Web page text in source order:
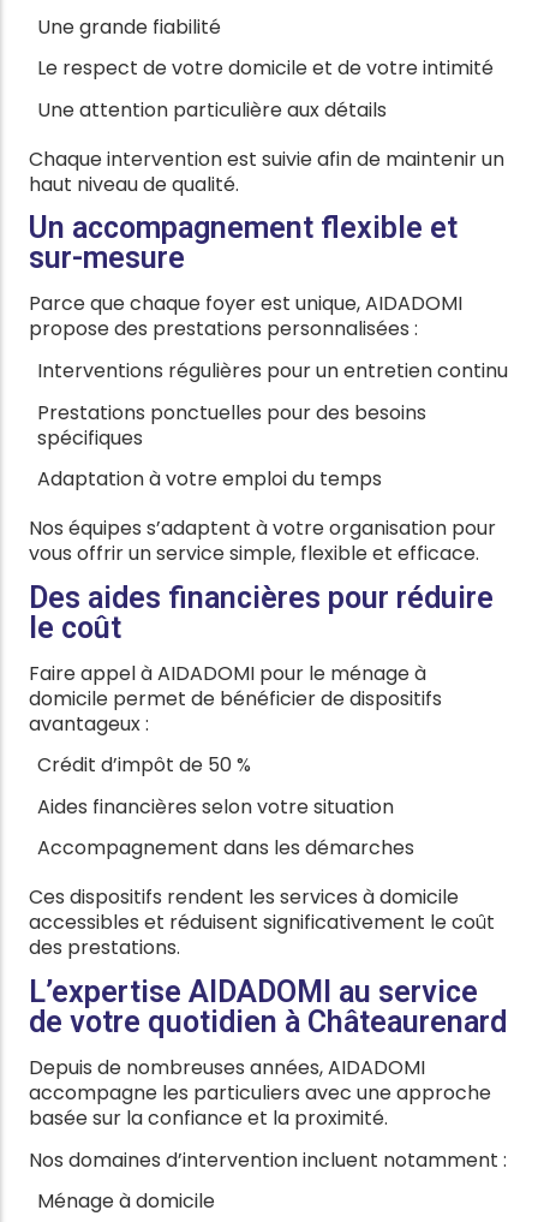
Une grande fiabilité
Le respect de votre domicile et de votre intimité
Une attention particulière aux détails
Chaque intervention est suivie afin de maintenir un
haut niveau de qualité.
Un accompagnement flexible et
sur-mesure
Parce que chaque foyer est unique, AIDADOMI
propose des prestations personnalisées :
Interventions régulières pour un entretien continu
Prestations ponctuelles pour des besoins
spécifiques
Adaptation à votre emploi du temps
Nos équipes s’adaptent à votre organisation pour
vous offrir un service simple, flexible et efficace.
Des aides financières pour réduire
le coût
Faire appel à AIDADOMI pour le ménage à
domicile permet de bénéficier de dispositifs
avantageux :
Crédit d’impôt de 50 %
Aides financières selon votre situation
Accompagnement dans les démarches
Ces dispositifs rendent les services à domicile
accessibles et réduisent significativement le coût
des prestations.
L’expertise AIDADOMI au service
de votre quotidien à Châteaurenard
Depuis de nombreuses années, AIDADOMI
accompagne les particuliers avec une approche
basée sur la confiance et la proximité.
Nos domaines d’intervention incluent notamment :
Ménage à domicile